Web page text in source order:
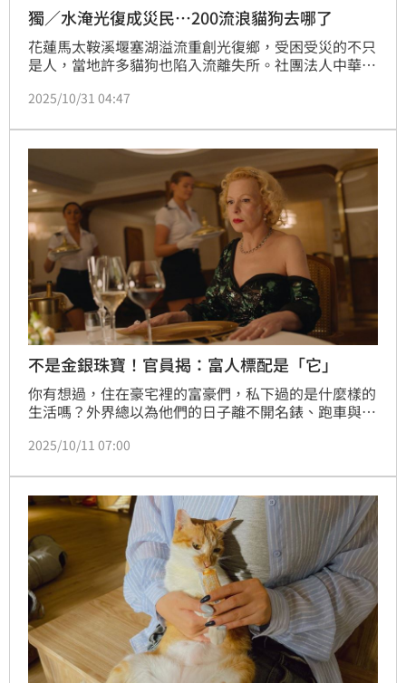
獨／水淹光復成災民…200流浪貓狗去哪了
花蓮馬太鞍溪堰塞湖溢流重創光復鄉，受困受災的不只
是人，當地許多貓狗也陷入流離失所。社團法人中華民
作，在光復糖廠設立「動物義診站」，提供緊急醫療、
診站已照護超過200隻受傷或受驚動物，其中17隻已經
順利回家，還有很多喵星人、汪星人等著被認養。
2025/10/31 04:47
不是金銀珠寶！官員揭：富人標配是「它」
你有想過，住在豪宅裡的富豪們，私下過的是什麼樣的
生活嗎？外界總以為他們的日子離不開名錶、跑車與紅
翁家中都有毛小孩陪伴，甚至比一般人更願意為牠們花
2025/10/11 07:00